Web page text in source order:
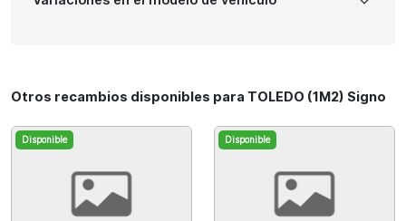
Otros recambios disponibles para TOLEDO (1M2) Signo
Disponible Disponible